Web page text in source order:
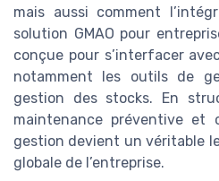
mais aussi comment
solution GMAO pour
conçue pour s’interfacer
notamment les outils de
gestion des stocks. En
maintenance préventive et
gestion devient un véritable
globale de l’entreprise.